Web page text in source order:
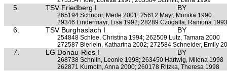
5. TSV Friedberg I BY
265194 Schnoor, Merle 2001; 25612 Mayr, Monika 1990
29346 Lindermayr, Lisa 1992; 28289 Czogalla, Ramona 1993
6. TSV Burghaslach I BY
254848 Schlee, Christina 1994; 262509 Lutz, Tamara 2000
272587 Bierlein, Katharina 2002; 272584 Schneider, Emily
7. LG Donau-Ries I BY
268738 Schnith, Leonie 1998; 263450 Hartwig, Milena 1998
262871 Kurnoth, Anna 2000; 260178 Ritzka, Theresa 1998